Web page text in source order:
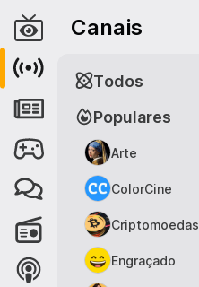
Canais
Populares
Arte
ColorCine
Criptomoedas
Engraçado
Todos